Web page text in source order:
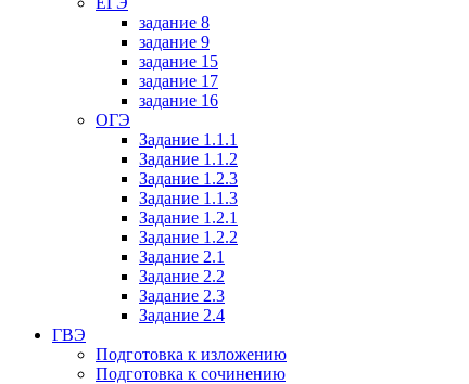
задание 8
задание 9
задание 15
задание 17
задание 16
ОГЭ
Задание 1.1.1
Задание 1.1.2
Задание 1.2.3
Задание 1.1.3
Задание 1.2.1
Задание 1.2.2
Задание 2.1
Задание 2.2
Задание 2.3
Задание 2.4
ГВЭ
Подготовка к изложению
Подготовка к сочинению